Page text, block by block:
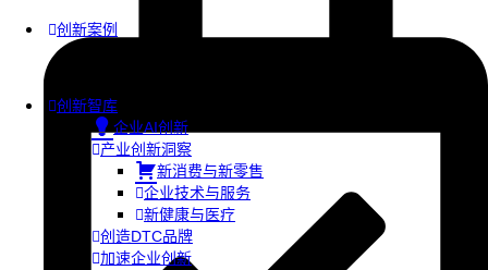
创新案例
创新智库
企业AI创新
产业创新洞察
新消费与新零售
企业技术与服务
新健康与医疗
创造DTC品牌
加速企业创新